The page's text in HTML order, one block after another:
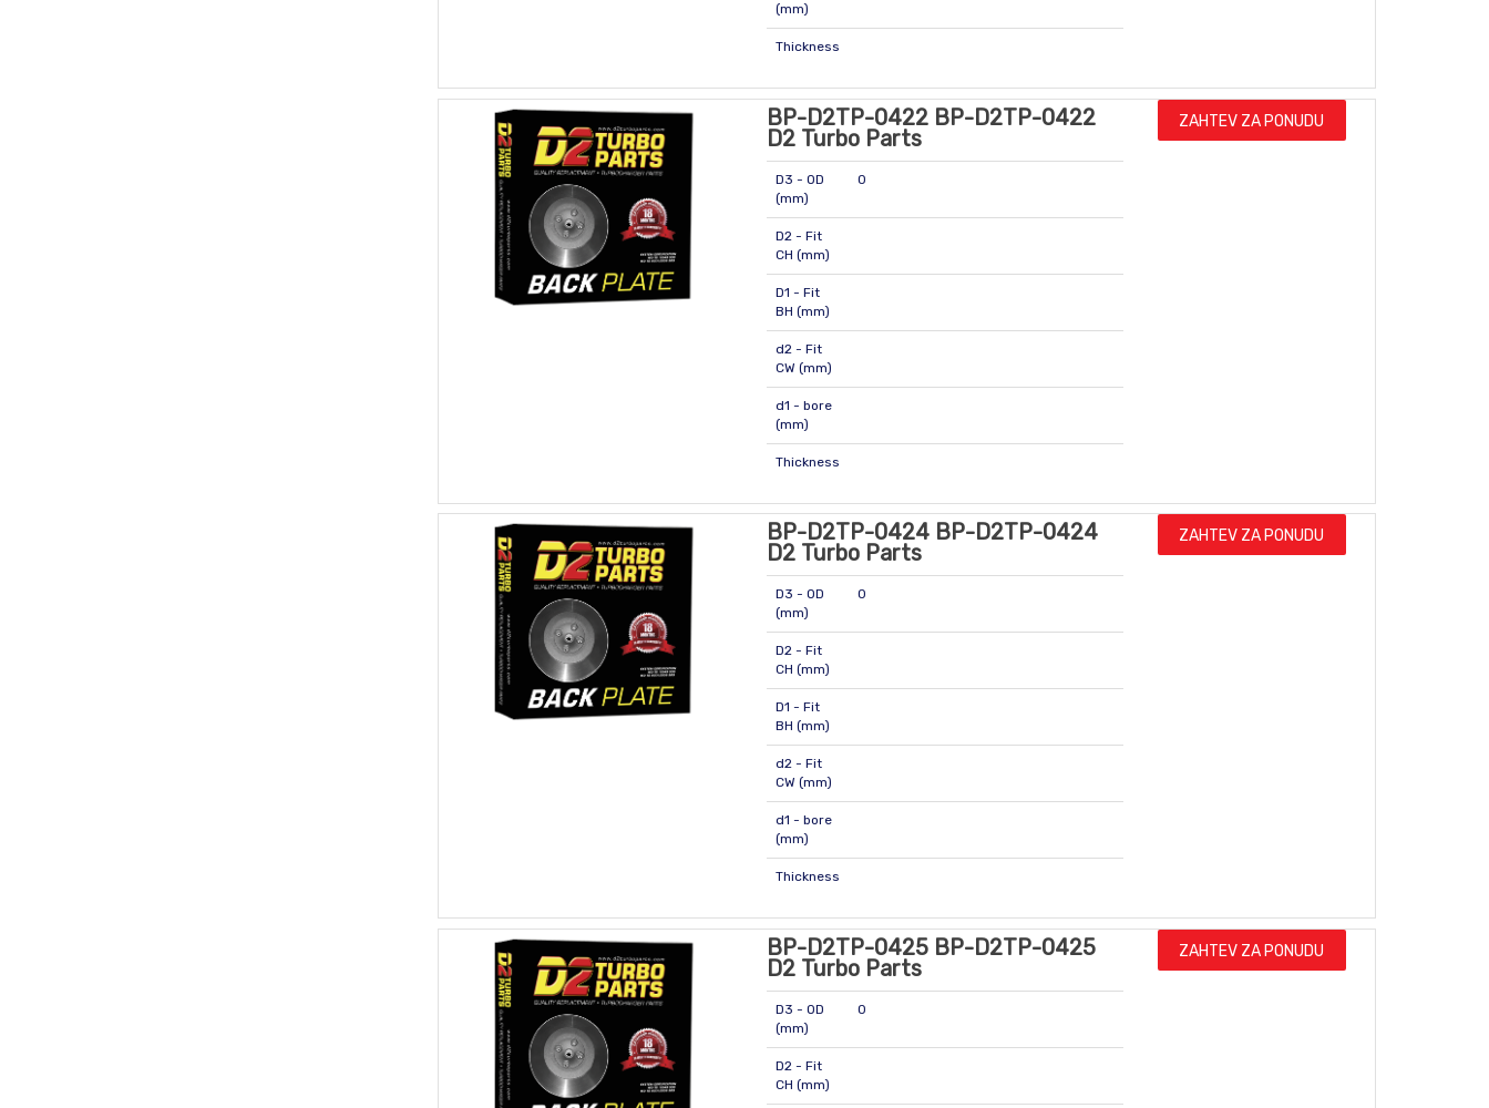
(mm)
Thickness
BP-D2TP-0422 BP-D2TP-0422
D2 Turbo Parts
D3 - OD
(mm)
0
D2 - Fit
CH (mm)
D1 - Fit
BH (mm)
d2 - Fit
CW (mm)
d1 - bore
(mm)
Thickness
ZAHTEV ZA PONUDU
BP-D2TP-0424 BP-D2TP-0424
D2 Turbo Parts
D3 - OD
(mm)
0
D2 - Fit
CH (mm)
D1 - Fit
BH (mm)
d2 - Fit
CW (mm)
d1 - bore
(mm)
Thickness
ZAHTEV ZA PONUDU
BP-D2TP-0425 BP-D2TP-0425
D2 Turbo Parts
D3 - OD
(mm)
0
D2 - Fit
CH (mm)
ZAHTEV ZA PONUDU